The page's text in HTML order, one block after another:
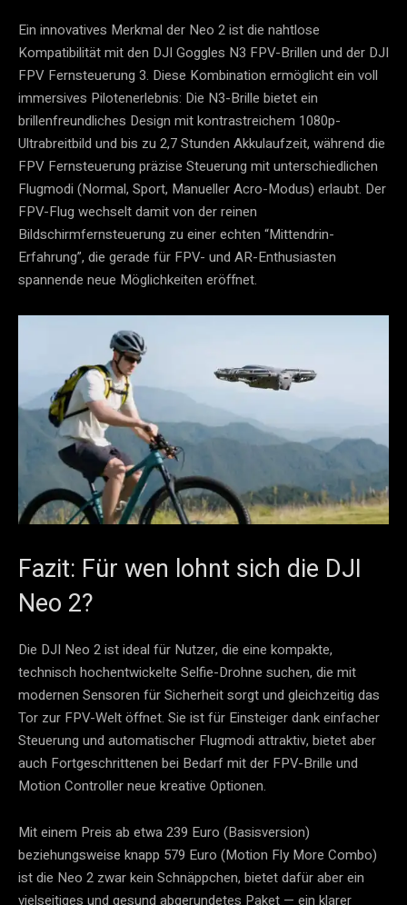
Ein innovatives Merkmal der Neo 2 ist die nahtlose
Kompatibilität mit den DJI Goggles N3 FPV-Brillen und der DJI
FPV Fernsteuerung 3. Diese Kombination ermöglicht ein voll
immersives Pilotenerlebnis: Die N3-Brille bietet ein
brillenfreundliches Design mit kontrastreichem 1080p-
Ultrabreitbild und bis zu 2,7 Stunden Akkulaufzeit, während die
FPV Fernsteuerung präzise Steuerung mit unterschiedlichen
Flugmodi (Normal, Sport, Manueller Acro-Modus) erlaubt. Der
FPV-Flug wechselt damit von der reinen
Bildschirmfernsteuerung zu einer echten “Mittendrin-
Erfahrung”, die gerade für FPV- und AR-Enthusiasten
spannende neue Möglichkeiten eröffnet.
Fazit: Für wen lohnt sich die DJI
Neo 2?
Die DJI Neo 2 ist ideal für Nutzer, die eine kompakte,
technisch hochentwickelte Selfie-Drohne suchen, die mit
modernen Sensoren für Sicherheit sorgt und gleichzeitig das
Tor zur FPV-Welt öffnet. Sie ist für Einsteiger dank einfacher
Steuerung und automatischer Flugmodi attraktiv, bietet aber
auch Fortgeschrittenen bei Bedarf mit der FPV-Brille und
Motion Controller neue kreative Optionen.
Mit einem Preis ab etwa 239 Euro (Basisversion)
beziehungsweise knapp 579 Euro (Motion Fly More Combo)
ist die Neo 2 zwar kein Schnäppchen, bietet dafür aber ein
vielseitiges und gesund abgerundetes Paket — ein klarer